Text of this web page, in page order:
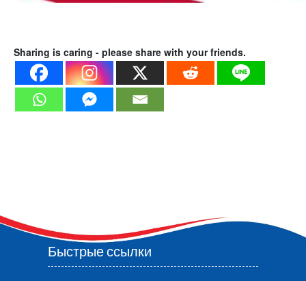
Sharing is caring - please share with your friends.
Быстрые ссылки